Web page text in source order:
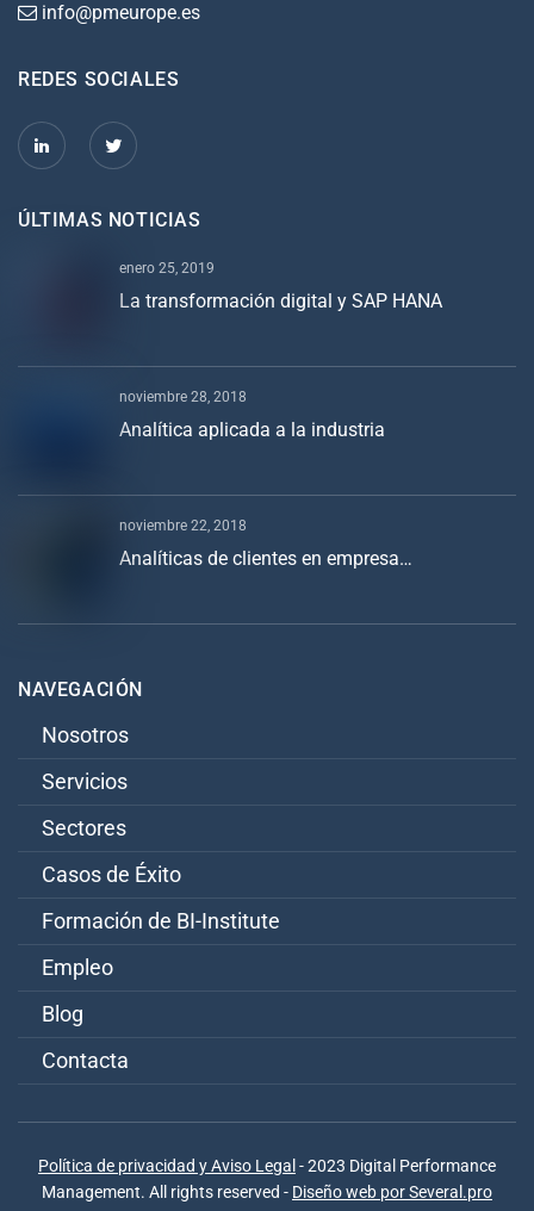
info@pmeurope.es
REDES SOCIALES
ÚLTIMAS NOTICIAS
enero 25, 2019
La transformación digital y SAP HANA
noviembre 28, 2018
Analítica aplicada a la industria
noviembre 22, 2018
Analíticas de clientes en empresa…
NAVEGACIÓN
Nosotros
Servicios
Sectores
Casos de Éxito
Formación de BI-Institute
Empleo
Blog
Contacta
Política de privacidad y Aviso Legal - 2023 Digital Performance
Management. All rights reserved - Diseño web por Several.pro